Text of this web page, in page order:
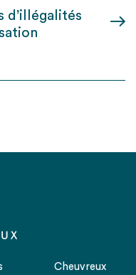
d’illégalités
Cheuvreux